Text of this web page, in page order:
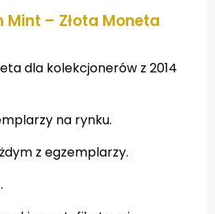
– Złota Moneta
dla kolekcjonerów z 2014
na rynku.
z egzemplarzy.